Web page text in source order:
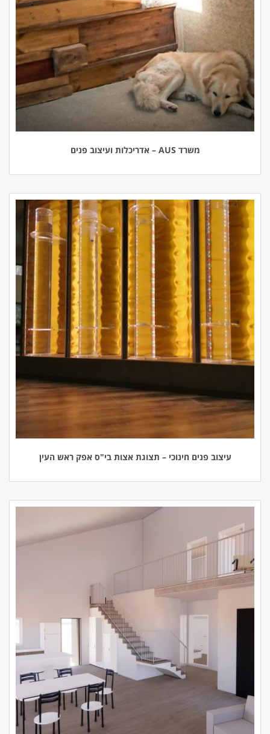
משרד AUS – אדריכלות ועיצוב פנים
עיצוב פנים חינוכי – תצוגת אצות בי"ס אפק ראש העין